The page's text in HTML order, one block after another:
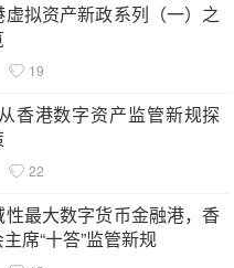
拟资产新政系列（一）之
19
香港数字资产监管新规探
22
最大数字货币金融港，香
席“十答”监管新规